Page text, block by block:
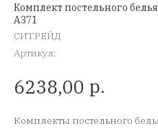
Комплект постельного
A371
СИТРЕЙД
Артикул:
6238,00 р.
Комплекты постельного